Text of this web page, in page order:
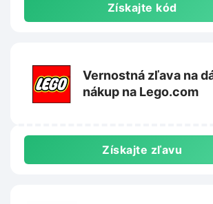
Získajte kód
Vernostná zľava na
nákup na Lego.com
Získajte zľavu